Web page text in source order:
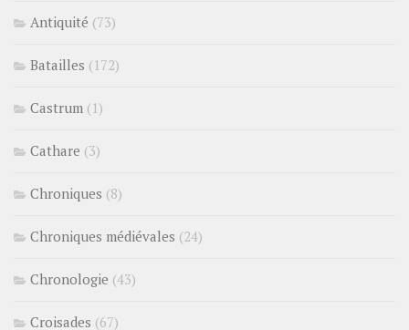
Antiquité (73)
Batailles (172)
Castrum (1)
Cathare (3)
Chroniques (8)
Chroniques médiévales (24)
Chronologie (43)
Croisades (67)